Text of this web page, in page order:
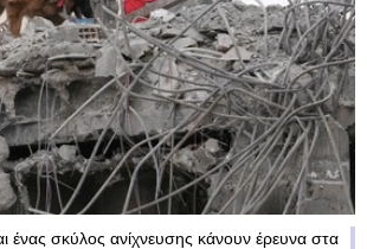
ένας σκύλος ανίχνευσης κάνουν έρευνα στα